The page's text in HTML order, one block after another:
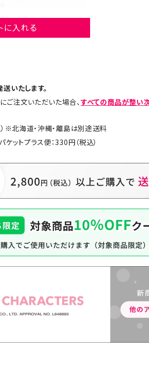
に入れる
いたします。
ご注文いただいた場合、 すべての商品が整い
※北海道・沖縄・離島は別途送料
ケットプラス便：330円（税込）